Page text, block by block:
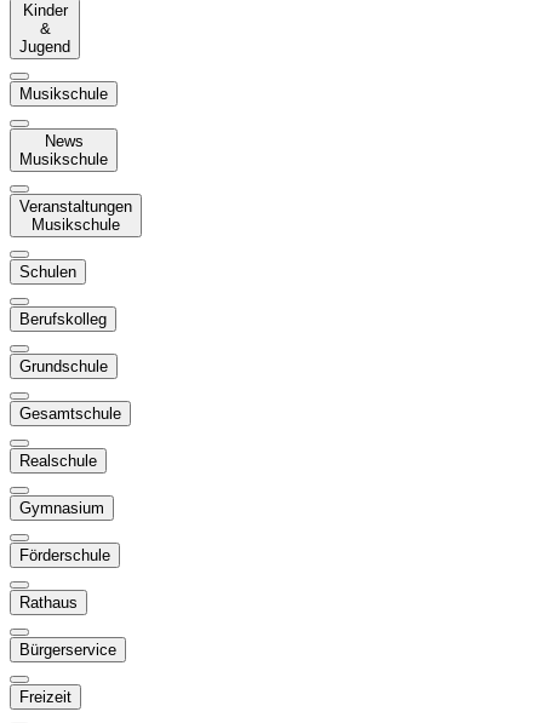
Kinder
&
Jugend
Musikschule
News
Musikschule
Veranstaltungen
Musikschule
Schulen
Berufskolleg
Grundschule
Gesamtschule
Realschule
Gymnasium
Förderschule
Rathaus
Bürgerservice
Freizeit